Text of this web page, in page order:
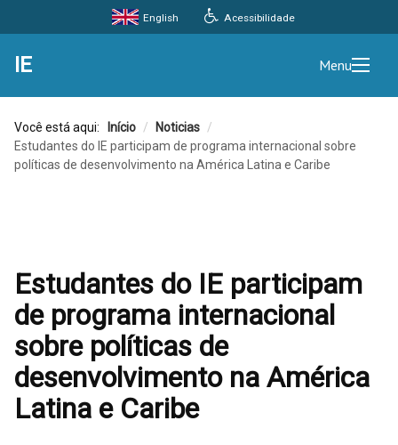
Acessibilidade
English
IE Menu
Você está aqui: Início / Noticias /
Estudantes do IE participam de programa internacional sobre
políticas de desenvolvimento na América Latina e Caribe
Estudantes do IE participam
de programa internacional
sobre políticas de
desenvolvimento na América
Latina e Caribe